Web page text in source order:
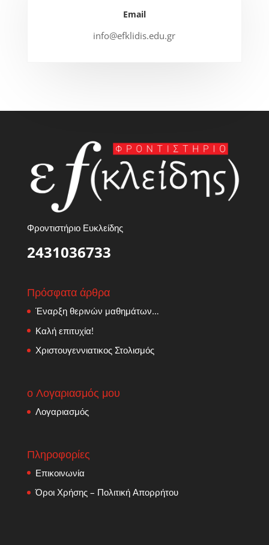
Email
info@efklidis.edu.gr
Φροντιστήριο Ευκλείδης
2431036733
Πρόσφατα άρθρα
Έναρξη θερινών μαθημάτων…
Καλή επιτυχία!
Χριστουγεννιατικος Στολισμός
ο Λογαριασμός μου
Λογαριασμός
Πληροφορίες
Επικοινωνία
Όροι Χρήσης – Πολιτική Απορρήτου